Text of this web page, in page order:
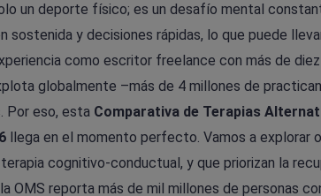
un deporte físico; es un desafío mental
sostenida y decisiones rápidas, lo que puede
como escritor freelance con más de
globalmente –más de 4 millones de
Por eso, esta Comparativa de Terapias
llega en el momento perfecto. Vamos a explorar
cognitivo-conductual, y que priorizan la
OMS reporta más de mil millones de personas